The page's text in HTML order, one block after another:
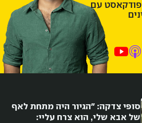
עם
סופי צדקה: "הגיור היה מתחת לאף
של אבא שלי, הוא צרח עליי: